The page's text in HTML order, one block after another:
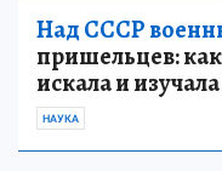
Над СССР
пришельцев: как
искала и
НАУКА